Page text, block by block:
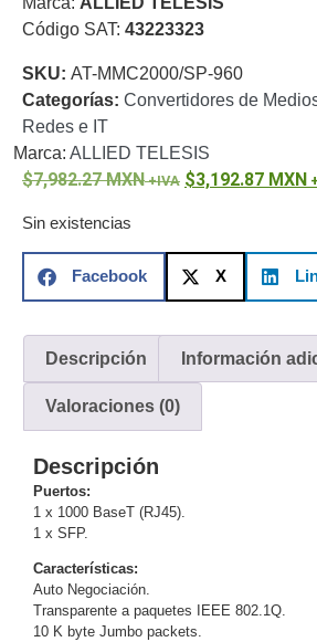
o
de
VideoTransceptores
de Video
Cables y
Conectores
a
RCAAudio
y
Coaxial y
Conectores
Cables
Armados -
CoaxialCategoría
ÓpticaPara
Alimentación
y
Tipo
CaPTelefónico
VGA
/ DVI /
Código SAT: 43223323
SKU: AT-MMC2000/SP-960
Categorías: Convertidores de
Redes e IT
Marca: ALLIED TELESIS
7,982.27MXN 3,192.87 MXN
Sin existencias
Facebook X
Descripción Información
Valoraciones (0)
Descripción
Puertos:
1 x 1000 BaseT (RJ45).
1 x SFP.
Características:
Auto Negociación.
Transparente a paquetes IEEE 802.1Q.
10 K byte Jumbo packets.